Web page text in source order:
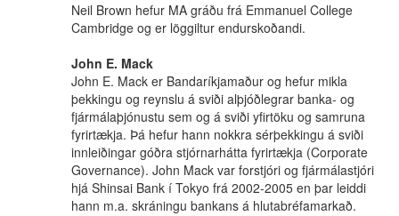
Neil Brown hefur MA gráðu frá Emmanuel College
Cambridge og er löggiltur endurskoðandi.
John E. Mack
John E. Mack er Bandaríkjamaður og hefur mikla
þekkingu og reynslu á sviði alþjóðlegrar banka- og
fjármálaþjónustu sem og á sviði yfirtöku og samruna
fyrirtækja. Þá hefur hann nokkra sérþekkingu á sviði
innleiðingar góðra stjórnarhátta fyrirtækja (Corporate
Governance). John Mack var forstjóri og fjármálastjóri
hjá Shinsai Bank í Tokyo frá 2002-2005 en þar leiddi
hann m.a. skráningu bankans á hlutabréfamarkað.